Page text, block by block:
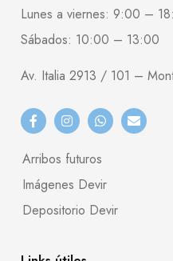
Lunes a viernes: 9:00 –
Sábados: 10:00 – 13:00
Av. Italia 2913 / 101 –
Arribos futuros
Imágenes Devir
Depositorio Devir